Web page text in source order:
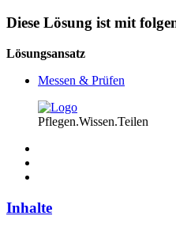
Diese Lösung ist mit
Lösungsansatz
Messen & Prüfen
Pflegen.Wissen.Teilen
Inhalte